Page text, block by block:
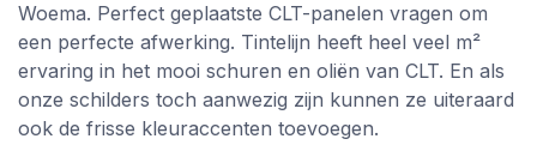
Woema. Perfect geplaatste CLT-panelen vragen om
een perfecte afwerking. Tintelijn heeft heel veel m²
ervaring in het mooi schuren en oliën van CLT. En als
onze schilders toch aanwezig zijn kunnen ze uiteraard
ook de frisse kleuraccenten toevoegen.